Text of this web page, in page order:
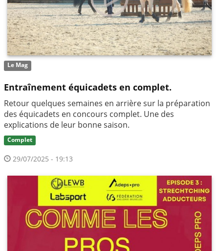
Le Mag
Entraînement équicadets en complet.
Retour quelques semaines en arrière sur la préparation
des équicadets en concours complet. Une des
explications de leur bonne saison.
Complet
29/07/2025 - 19:13